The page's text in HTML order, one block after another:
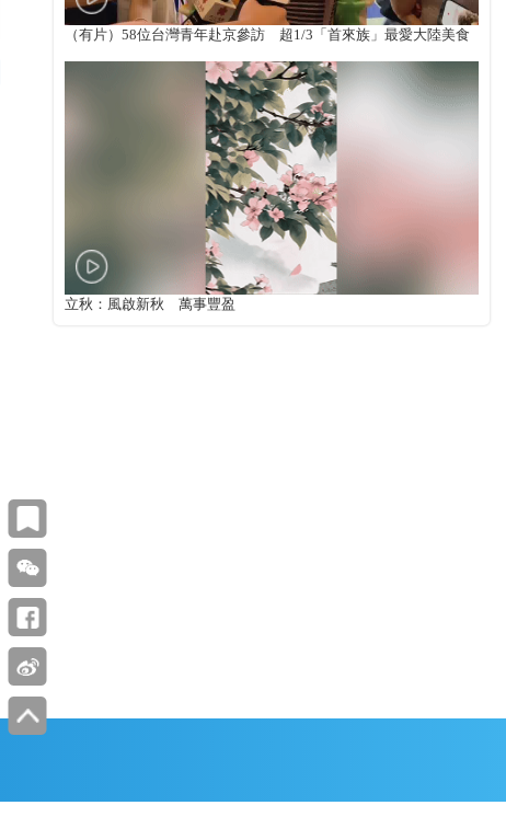
（有片）58位台灣青年赴京參訪 超1/3「首來族」最愛大陸美食
立秋：風啟新秋 萬事豐盈